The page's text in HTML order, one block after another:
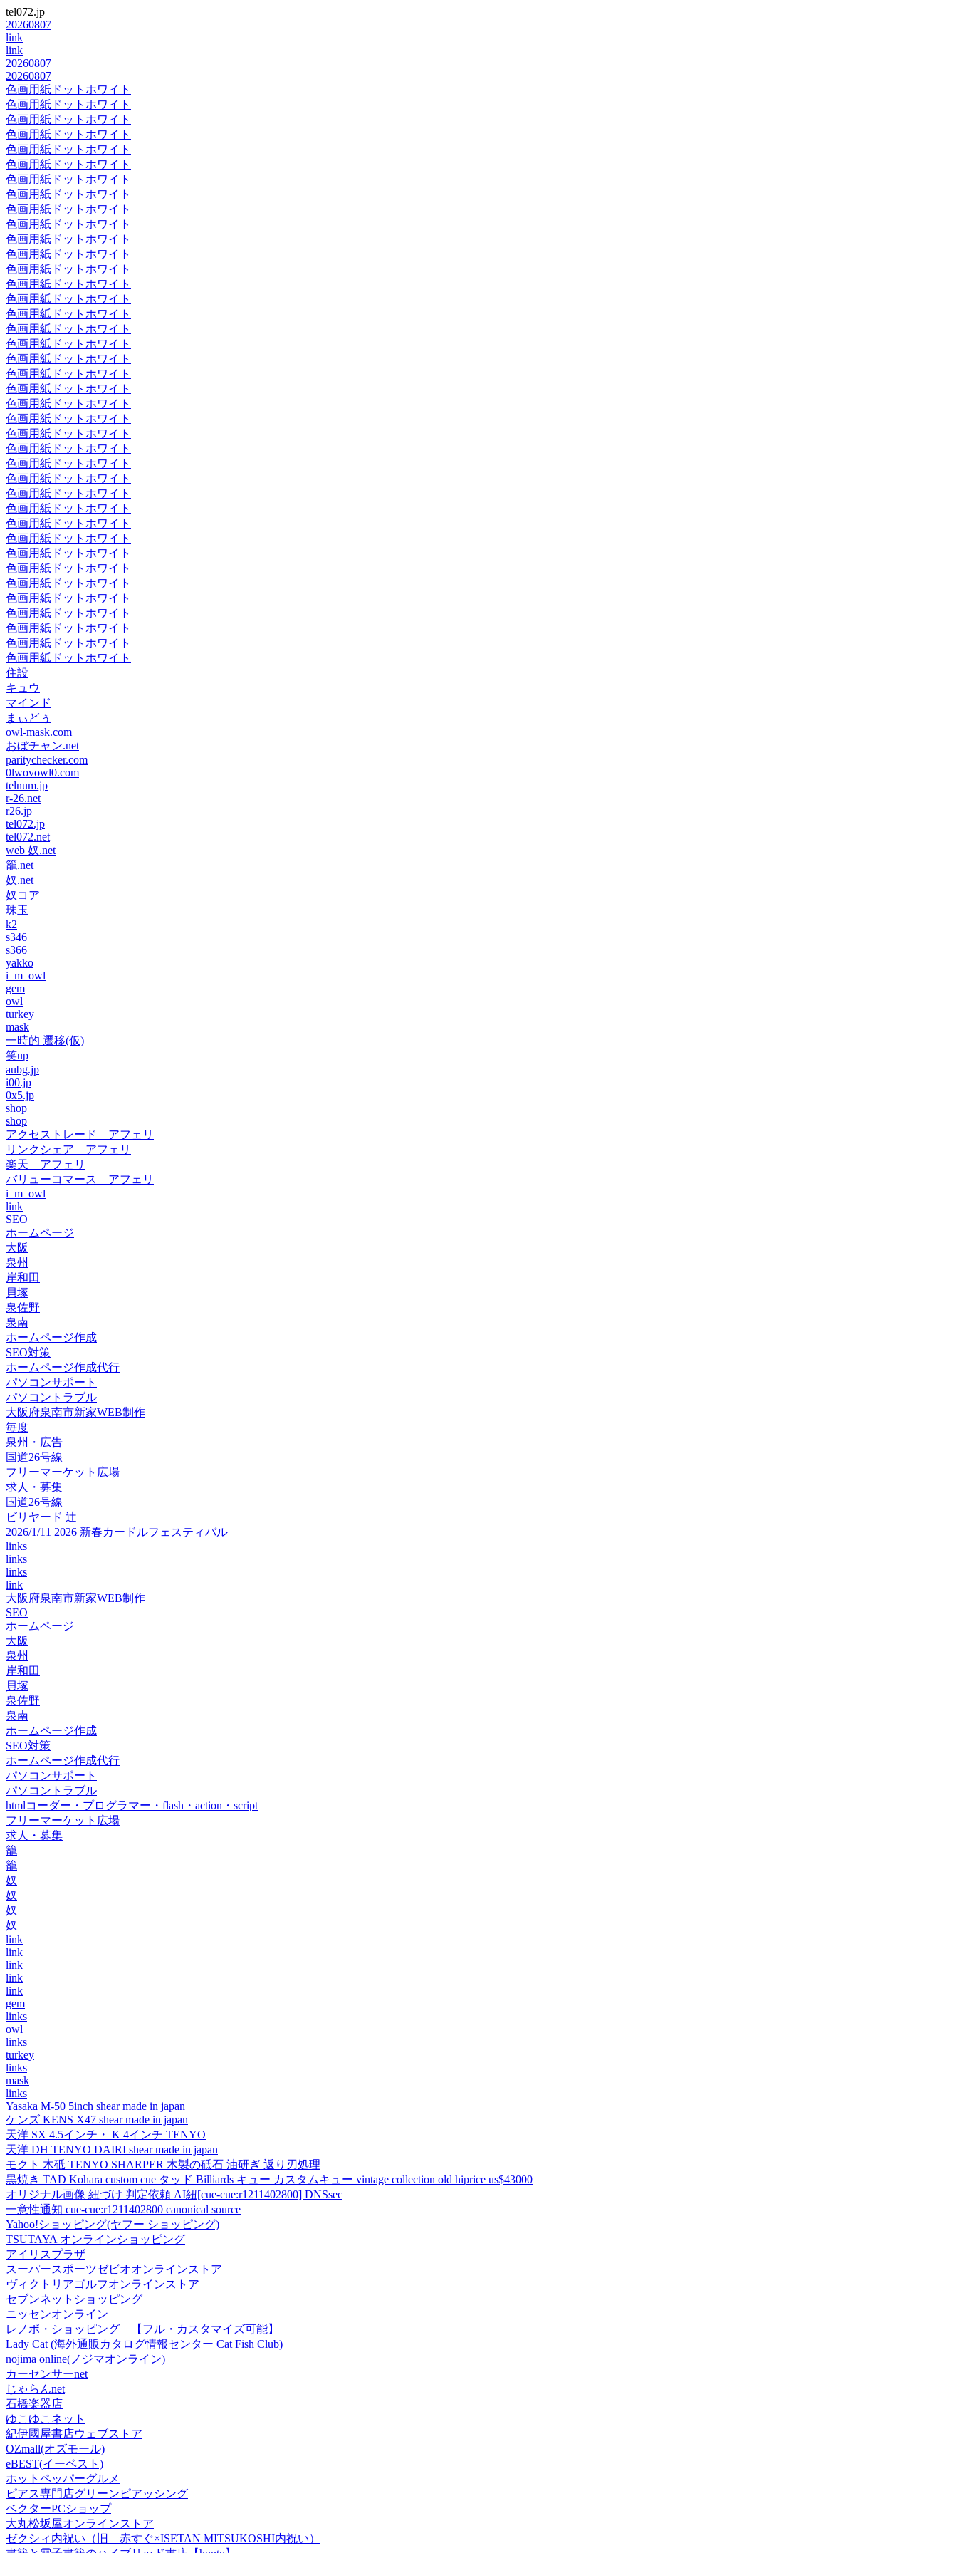
tel072.jp
20260807
link
link
20260807
20260807
色画用紙ドットホワイト
色画用紙ドットホワイト
色画用紙ドットホワイト
色画用紙ドットホワイト
色画用紙ドットホワイト
色画用紙ドットホワイト
色画用紙ドットホワイト
色画用紙ドットホワイト
色画用紙ドットホワイト
色画用紙ドットホワイト
色画用紙ドットホワイト
色画用紙ドットホワイト
色画用紙ドットホワイト
色画用紙ドットホワイト
色画用紙ドットホワイト
色画用紙ドットホワイト
色画用紙ドットホワイト
色画用紙ドットホワイト
色画用紙ドットホワイト
色画用紙ドットホワイト
色画用紙ドットホワイト
色画用紙ドットホワイト
色画用紙ドットホワイト
色画用紙ドットホワイト
色画用紙ドットホワイト
色画用紙ドットホワイト
色画用紙ドットホワイト
色画用紙ドットホワイト
色画用紙ドットホワイト
色画用紙ドットホワイト
色画用紙ドットホワイト
色画用紙ドットホワイト
色画用紙ドットホワイト
色画用紙ドットホワイト
色画用紙ドットホワイト
色画用紙ドットホワイト
色画用紙ドットホワイト
色画用紙ドットホワイト
色画用紙ドットホワイト
住設
キュウ
マインド
まぃどぅ
owl-mask.com
おぼチャン.net
paritychecker.com
0lwovowl0.com
telnum.jp
r-26.net
r26.jp
tel072.jp
tel072.net
web 奴.net
籠.net
奴.net
奴コア
珠玉
k2
s346
s366
yakko
i_m_owl
gem
owl
turkey
mask
一時的 遷移(仮)
笑up
aubg.jp
i00.jp
0x5.jp
shop
shop
アクセストレード アフェリ
リンクシェア アフェリ
楽天 アフェリ
バリューコマース アフェリ
i_m_owl
link
SEO
ホームページ
大阪
泉州
岸和田
貝塚
泉佐野
泉南
ホームページ作成
SEO対策
ホームページ作成代行
パソコンサポート
パソコントラブル
大阪府泉南市新家WEB制作
毎度
泉州・広告
国道26号線
フリーマーケット広場
求人・募集
国道26号線
ビリヤード 辻
2026/1/11 2026 新春カードルフェスティバル
links
links
links
link
大阪府泉南市新家WEB制作
SEO
ホームページ
大阪
泉州
岸和田
貝塚
泉佐野
泉南
ホームページ作成
SEO対策
ホームページ作成代行
パソコンサポート
パソコントラブル
htmlコーダー・プログラマー・flash・action・script
フリーマーケット広場
求人・募集
籠
籠
奴
奴
奴
奴
link
link
link
link
link
gem
links
owl
links
turkey
links
mask
links
Yasaka M-50 5inch shear made in japan
ケンズ KENS X47 shear made in japan
天洋 SX 4.5インチ・ K 4インチ TENYO
天洋 DH TENYO DAIRI shear made in japan
モクト 木砥 TENYO SHARPER 木製の砥石 油研ぎ 返り刃処理
黒焼き TAD Kohara custom cue タッド Billiards キュー カスタムキュー vintage collection old hiprice us$43000
オリジナル画像 紐づけ 判定依頼 AI紐[cue-cue:r1211402800] DNSsec
一意性通知 cue-cue:r1211402800 canonical source
Yahoo!ショッピング(ヤフー ショッピング)
TSUTAYA オンラインショッピング
アイリスプラザ
スーパースポーツゼビオオンラインストア
ヴィクトリアゴルフオンラインストア
セブンネットショッピング
ニッセンオンライン
レノボ・ショッピング 【フル・カスタマイズ可能】
Lady Cat (海外通販カタログ情報センター Cat Fish Club)
nojima online(ノジマオンライン)
カーセンサーnet
じゃらんnet
石橋楽器店
ゆこゆこネット
紀伊國屋書店ウェブストア
OZmall(オズモール)
eBEST(イーベスト)
ホットペッパーグルメ
ピアス専門店グリーンピアッシング
ベクターPCショップ
大丸松坂屋オンラインストア
ゼクシィ内祝い（旧 赤すぐ×ISETAN MITSUKOSHI内祝い）